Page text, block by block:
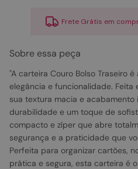
Frete Grátis em
Sobre essa peça
"A carteira Couro Bolso Traseiro
elegância e funcionalidade. Feita
sua textura macia e acabamento
durabilidade e um toque de
compacto e zíper que abre
segurança e a praticidade que
Perfeita para organizar cartões,
prática e segura, esta carteira é